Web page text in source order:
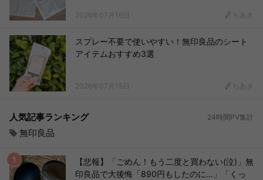
2026年07月16日 ちあき
スプレー不要で使いやすい！無印良品のシート
アイテムおすすめ3選
2026年07月15日 ちあき
人気記事ランキング 24時間PV集計
無印良品
【悲報】「ごめん！もう二度と買わない(泣)」無
印良品で大後悔「890円もしたのに…」「くっ